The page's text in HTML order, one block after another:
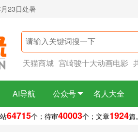
23日处暑
天猫商城 宫崎骏十大动画电影
AI导航 公众号 名人大全
64715个； 待审40003个； 文章1924篇